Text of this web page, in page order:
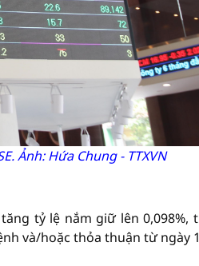
Ảnh: Hứa Chung - TTXVN
tỷ lệ nắm giữ lên 0,098%,
và/hoặc thỏa thuận từ ngày